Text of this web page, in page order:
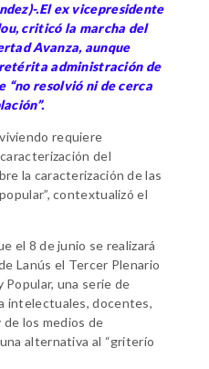
.El ex vicepresidente
criticó la marcha del
Avanza, aunque
administración de
“no resolvió ni de cerca
requiere
del
la caracterización de las
contextualizó el
el 8 de junio se realizará
Lanús el Tercer Plenario
Popular, una serie de
intelectuales, docentes,
los medios de
alternativa al “griterío